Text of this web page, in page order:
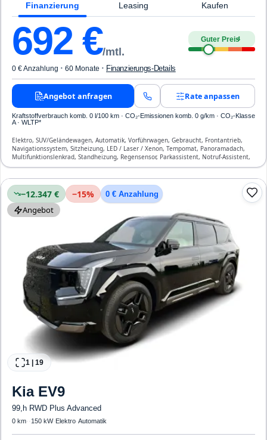
Finanzierung Leasing Kaufen
692 €/mtl.
Guter Preis4
0 € Anzahlung · 60 Monate · Finanzierungs-Details
Angebot anfragen Rate anpassen
Kraftstoffverbrauch komb. 0 l/100 km · CO₂-Emissionen komb. 0 g/km · CO₂-Klasse
A · WLTP*
Elektro, SUV/Geländewagen, Automatik, Vorführwagen, Gebraucht, Frontantrieb,
Navigationssystem, Sitzheizung, LED / Laser / Xenon, Tempomat, Panoramadach,
Multifunktionslenkrad, Standheizung, Regensensor, Parkassistent, Notruf-Assistent,
Lichtsensor, Head Up Display, Start/Stopp-Automatik, Bluetooth,
−12.347 € −15% 0 € Anzahlung
Angebot
1 19
Kia EV9
99,h RWD Plus Advanced
0 km· · 150 kW· Elektro·Automatik